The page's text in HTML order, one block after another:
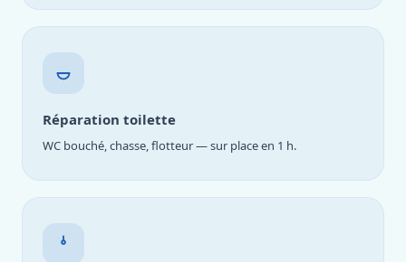
Réparation toilette
WC bouché, chasse, flotteur — sur place en 1 h.